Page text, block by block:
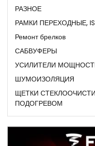
РАЗНОЕ
РАМКИ ПЕРЕХОДНЫЕ,
Ремонт брелков
САБВУФЕРЫ
УСИЛИТЕЛИ
ШУМОИЗОЛЯЦИЯ
ЩЕТКИ
ПОДОГРЕВОМ